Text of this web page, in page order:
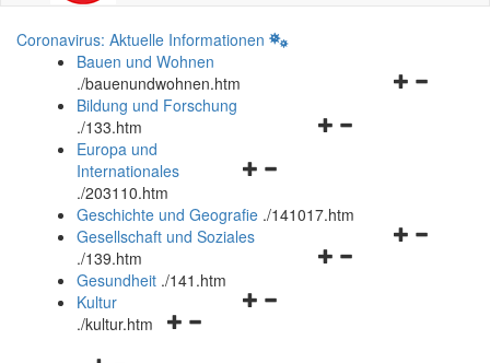
Coronavirus: Aktuelle Informationen
Bauen und Wohnen
./bauenundwohnen.htm
Navigationsmenü
Bildung und Forschung
./133.htm
Navigationsmenü
und
schließen
Europa und
Internationales
./203110.htm
Geschichte und Geografie ./141017.htm
Navigationsmenü
Gesellschaft und Soziales
./139.htm
Navigationsmenü
Gesundheit ./141.htm
Navigationsmenü
Kultur
./kultur.htm